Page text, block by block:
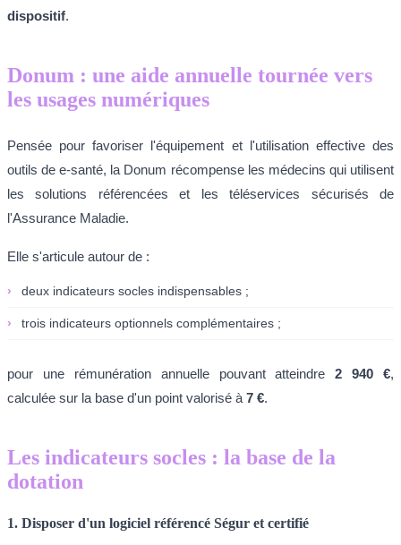
dispositif.
Donum : une aide annuelle tournée vers
les usages numériques
Pensée pour favoriser l'équipement et l'utilisation effective des
outils de e-santé, la Donum récompense les médecins qui utilisent
les solutions référencées et les téléservices sécurisés de
l'Assurance Maladie.
Elle s'articule autour de :
› deux indicateurs socles indispensables ;
› trois indicateurs optionnels complémentaires ;
pour une rémunération annuelle pouvant atteindre2 940 €,
calculée sur la base d'un point valorisé à 7 €.
Les indicateurs socles : la base de la
dotation
1. Disposer d'un logiciel référencé Ségur et certifié